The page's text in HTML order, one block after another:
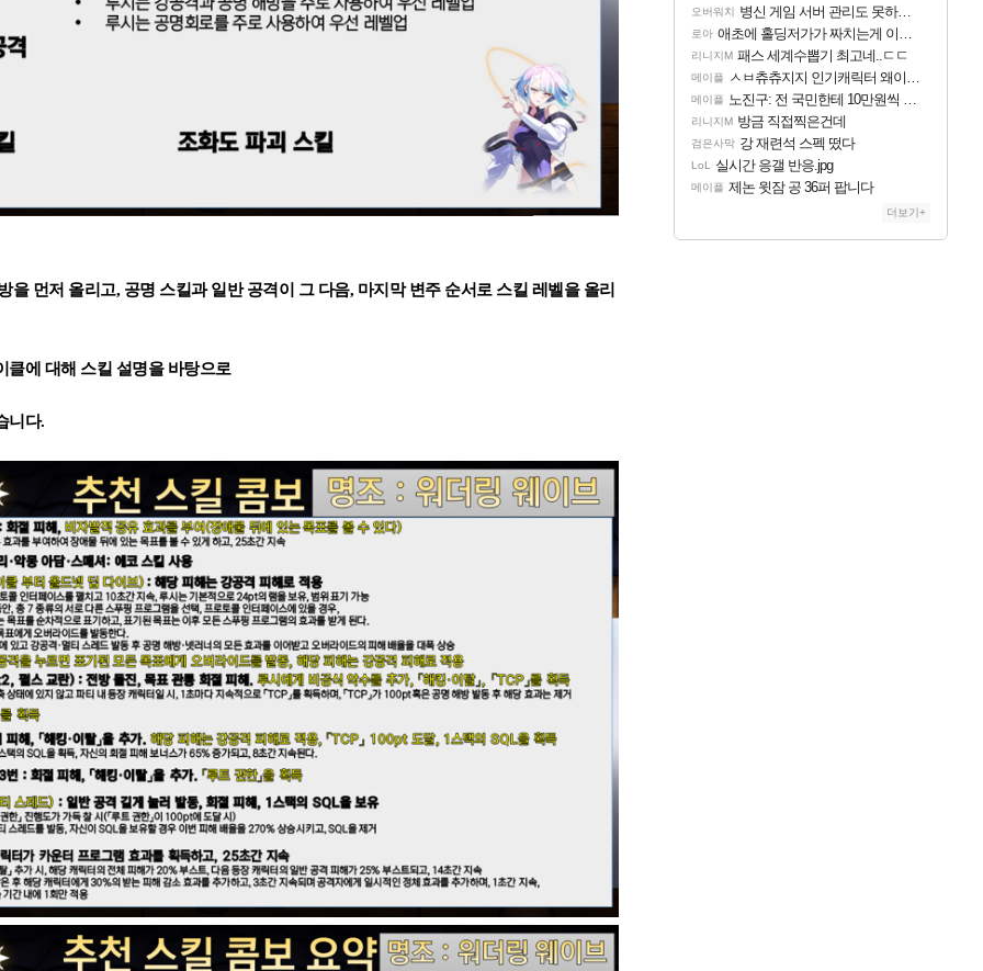
을 먼저 올리고, 공명 스킬과 일반 공격이 그 다음, 마지막 변주 순서로 스킬 레벨을 올리
클에 대해 스킬 설명을 바탕으로
니다.
오버워치 병신 게임 서버 관리도 못하냐 이젠?
로아 애초에 홀딩저가가 짜치는게 이거임 ㅋㅋ
리니지M 패스 세계수뽑기 최고네..ㄷㄷ
메이플 ㅅㅂ츄츄지지 인기캐릭터 왜이러는데?
메이플 노진구: 전 국민한테 10만원씩 줄거야.gif
리니지M 방금 직접찍은건데
검은사막 강 재련석 스펙 떴다
LoL 실시간 응갤 반응.jpg
메이플 제논 윗잠 공 36퍼 팝니다
더보기+